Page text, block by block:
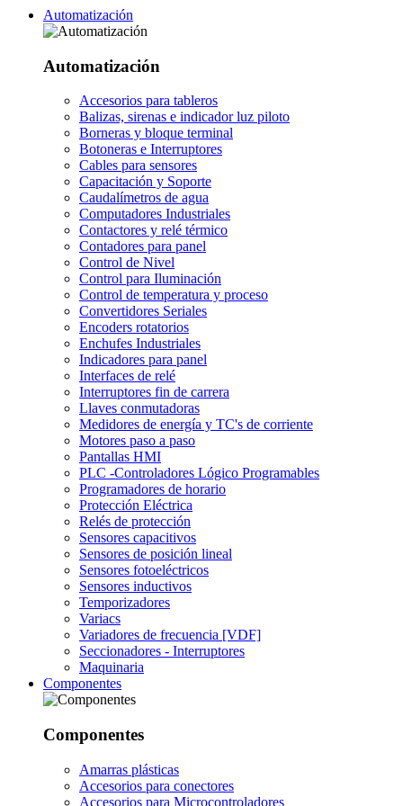
Automatización
Automatización
Accesorios para tableros
Balizas, sirenas e indicador luz piloto
Borneras y bloque terminal
Botoneras e Interruptores
Cables para sensores
Capacitación y Soporte
Caudalímetros de agua
Computadores Industriales
Contactores y relé térmico
Contadores para panel
Control de Nivel
Control para Iluminación
Control de temperatura y proceso
Convertidores Seriales
Encoders rotatorios
Enchufes Industriales
Indicadores para panel
Interfaces de relé
Interruptores fin de carrera
Llaves conmutadoras
Medidores de energía y TC's de corriente
Motores paso a paso
Pantallas HMI
PLC -Controladores Lógico Programables
Programadores de horario
Protección Eléctrica
Relés de protección
Sensores capacitivos
Sensores de posición lineal
Sensores fotoeléctricos
Sensores inductivos
Temporizadores
Variacs
Variadores de frecuencia [VDF]
Seccionadores - Interruptores
Maquinaria
Componentes
Componentes
Amarras plásticas
Accesorios para conectores
Accesorios para Microcontroladores